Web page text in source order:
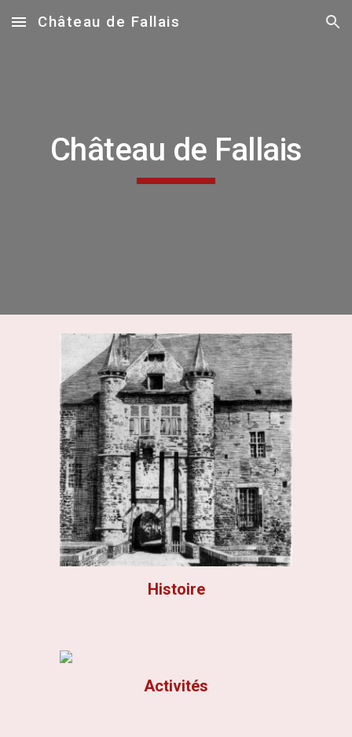
Skip to main content Skip to navigation
Château de Fallais
Château de Fallais
Histoire
Activités